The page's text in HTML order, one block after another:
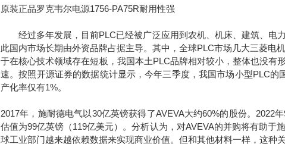
原装正品罗克韦尔电源1756-PA75R耐用性强
经过多年发展，目前PLC已经被广泛应用到农机、机床、建筑、电
此国内市场长期由外资品牌占据主导。其中，全球PLC市场几大三菱
于在核心技术领域存在短板，我国本土PLC品牌相对较小，整体也没
速。按照开源证券的数据统计显示，今年三季度，我国市场小型PLC
产化率仅有1%。
2017年，施耐德电气以30亿英镑获得了AVEVA大约60%的股份。2022
估值为99亿英镑（119亿美元）。分析认为，对AVEVA的并购将有助
球工业部门越来越依赖数据来实现商业价值。但和其他材料一样，这